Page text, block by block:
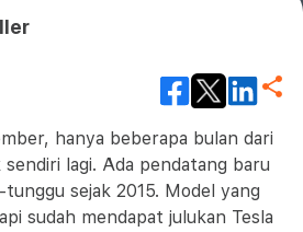
hanya beberapa bulan dari
lagi. Ada pendatang baru
sejak 2015. Model yang
sudah mendapat julukan Tesla